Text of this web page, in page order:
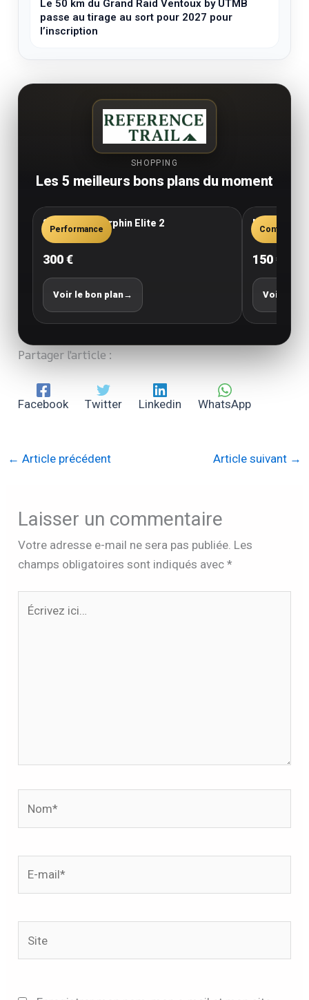
Le 50 km du Grand Raid Ventoux by UTMB
passe au tirage au sort pour 2027 pour
l’inscription
SHOPPING
Les 5 meilleurs bons plans du moment
Performance
Saucony Endorphin Elite 2
300 €
Voir le bon plan→
Confort
New
150 €
Voir le
Partager l'article :
Facebook Twitter Linkedin WhatsApp
← Article précédent Article suivant →
Laisser un commentaire
Votre adresse e-mail ne sera pas publiée. Les
champs obligatoires sont indiqués avec*